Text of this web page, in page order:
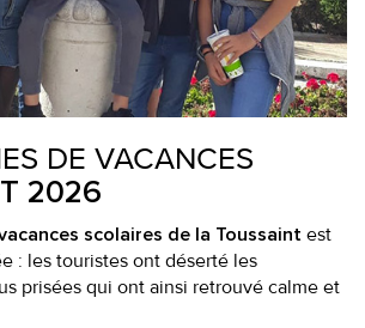
DE VACANCES
2026
scolaires de la Toussaint est
: les touristes ont déserté les
prisées qui ont ainsi retrouvé calme et